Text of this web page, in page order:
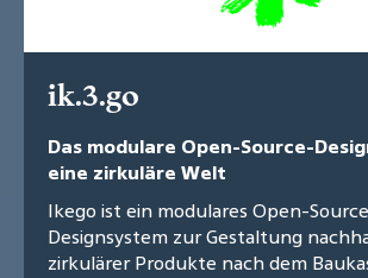
ik.3.go
Das modulare Open-Source-
eine zirkuläre Welt
Ikego ist ein modulares Open-
Designsystem zur Gestaltung
zirkulärer Produkte nach dem